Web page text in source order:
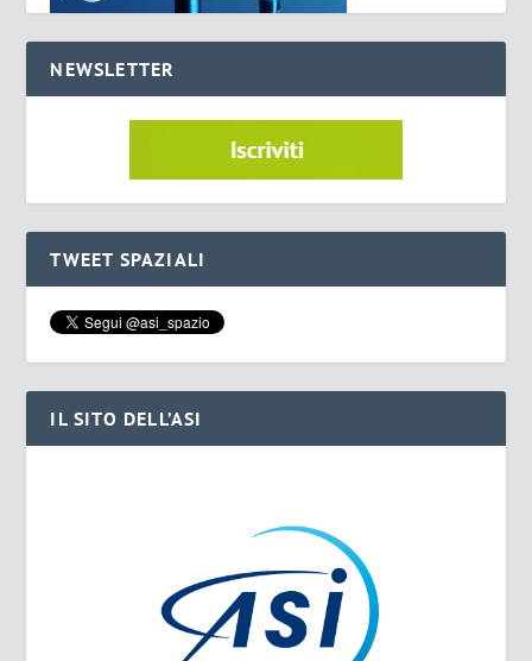
NEWSLETTER
TWEET SPAZIALI
IL SITO DELL’ASI